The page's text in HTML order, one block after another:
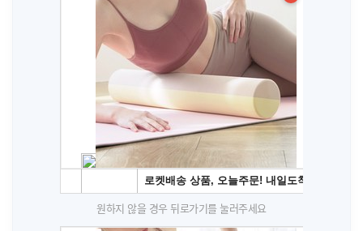
원하지 않을 경우 뒤로가기를 눌러주세요